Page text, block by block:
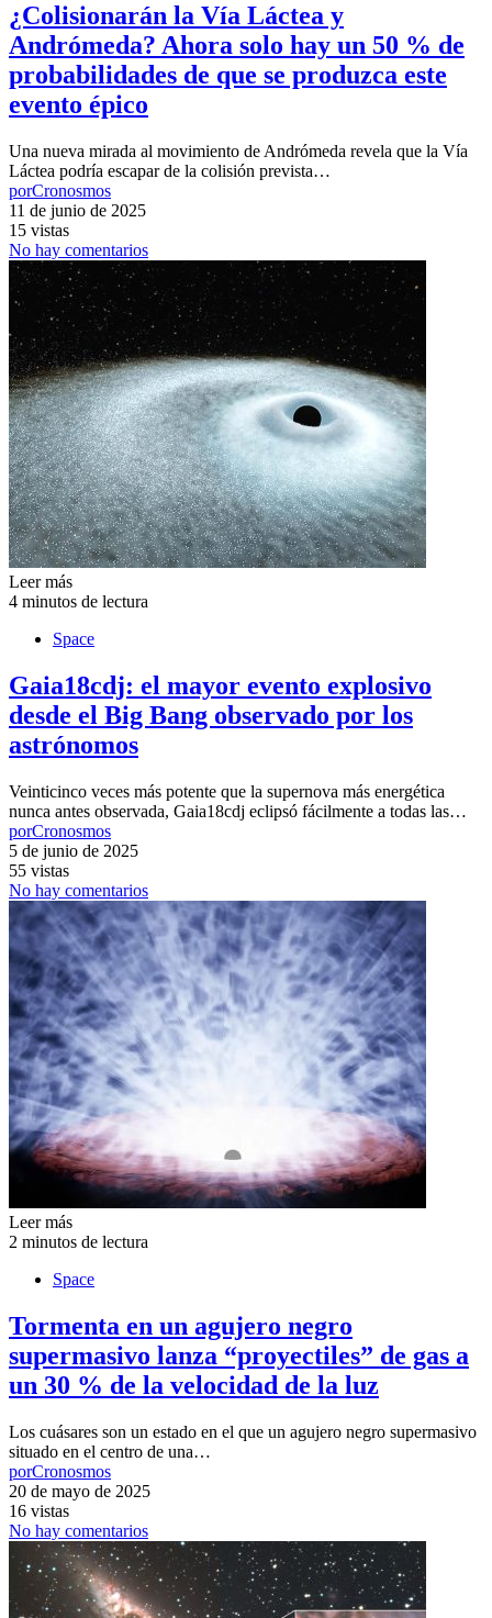
¿Colisionarán la Vía Láctea y
Andrómeda? Ahora solo hay un 50 % de
probabilidades de que se produzca este
evento épico
Una nueva mirada al movimiento de Andrómeda revela que la Vía
Láctea podría escapar de la colisión prevista…
porCronosmos
11 de junio de 2025
15 vistas
No hay comentarios
Leer más
4 minutos de lectura
Space
Gaia18cdj: el mayor evento explosivo
desde el Big Bang observado por los
astrónomos
Veinticinco veces más potente que la supernova más energética
nunca antes observada, Gaia18cdj eclipsó fácilmente a todas las…
porCronosmos
5 de junio de 2025
55 vistas
No hay comentarios
Leer más
2 minutos de lectura
Space
Tormenta en un agujero negro
supermasivo lanza “proyectiles” de gas a
un 30 % de la velocidad de la luz
Los cuásares son un estado en el que un agujero negro supermasivo
situado en el centro de una…
porCronosmos
20 de mayo de 2025
16 vistas
No hay comentarios